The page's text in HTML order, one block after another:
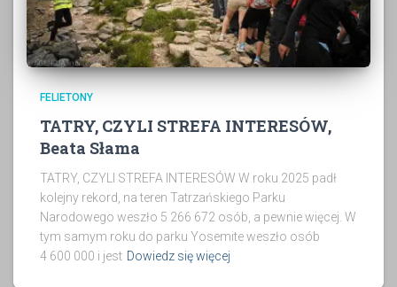
FELIETONY
TATRY, CZYLI STREFA INTERESÓW,
Beata Słama
TATRY, CZYLI STREFA INTERESÓW W roku 2025 padł
kolejny rekord, na teren Tatrzańskiego Parku
Narodowego weszło 5 266 672 osób, a pewnie więcej. W
tym samym roku do parku Yosemite weszło osób
4 600 000 i jest Dowiedz się więcej